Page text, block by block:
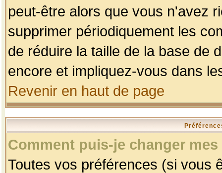
peut-être alors que vous n'avez
supprimer périodiquement les
de réduire la taille de la base de
encore et impliquez-vous dans
Revenir en haut de page
Comment puis-je changer
Toutes vos préférences (si vous